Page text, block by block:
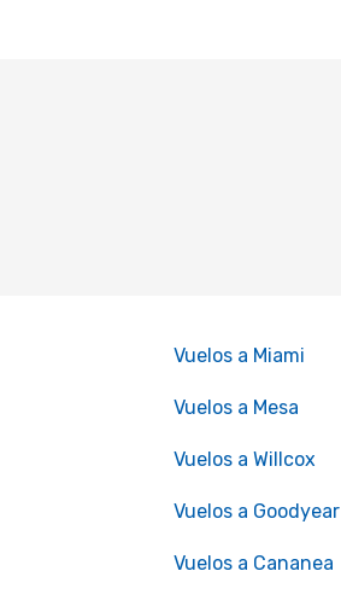
Vuelos a Miami
Vuelos a Mesa
Vuelos a Willcox
Vuelos a Goodyear
Vuelos a Cananea